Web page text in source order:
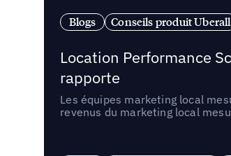
Blogs Conseils produit Uberall
Location Performance
rapporte
Les équipes marketing local
revenus du marketing local